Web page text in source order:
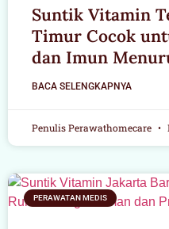
Suntik Vitamin
Timur Cocok
dan Imun
BACA SELENGKAPNYA
Penulis Perawathomecare
PERAWATAN MEDIS